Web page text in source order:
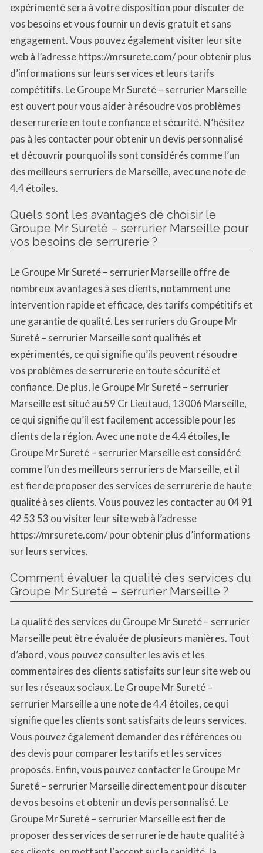
expérimenté sera à votre disposition pour discuter de
vos besoins et vous fournir un devis gratuit et sans
engagement. Vous pouvez également visiter leur site
web à l’adresse https://mrsurete.com/ pour obtenir plus
d’informations sur leurs services et leurs tarifs
compétitifs. Le Groupe Mr Sureté – serrurier Marseille
est ouvert pour vous aider à résoudre vos problèmes
de serrurerie en toute confiance et sécurité. N’hésitez
pas à les contacter pour obtenir un devis personnalisé
et découvrir pourquoi ils sont considérés comme l’un
des meilleurs serruriers de Marseille, avec une note de
4.4 étoiles.
Quels sont les avantages de choisir le
Groupe Mr Sureté – serrurier Marseille pour
vos besoins de serrurerie ?
Le Groupe Mr Sureté – serrurier Marseille offre de
nombreux avantages à ses clients, notamment une
intervention rapide et efficace, des tarifs compétitifs et
une garantie de qualité. Les serruriers du Groupe Mr
Sureté – serrurier Marseille sont qualifiés et
expérimentés, ce qui signifie qu’ils peuvent résoudre
vos problèmes de serrurerie en toute sécurité et
confiance. De plus, le Groupe Mr Sureté – serrurier
Marseille est situé au 59 Cr Lieutaud, 13006 Marseille,
ce qui signifie qu’il est facilement accessible pour les
clients de la région. Avec une note de 4.4 étoiles, le
Groupe Mr Sureté – serrurier Marseille est considéré
comme l’un des meilleurs serruriers de Marseille, et il
est fier de proposer des services de serrurerie de haute
qualité à ses clients. Vous pouvez les contacter au 04 91
42 53 53 ou visiter leur site web à l’adresse
https://mrsurete.com/ pour obtenir plus d’informations
sur leurs services.
Comment évaluer la qualité des services du
Groupe Mr Sureté – serrurier Marseille ?
La qualité des services du Groupe Mr Sureté – serrurier
Marseille peut être évaluée de plusieurs manières. Tout
d’abord, vous pouvez consulter les avis et les
commentaires des clients satisfaits sur leur site web ou
sur les réseaux sociaux. Le Groupe Mr Sureté –
serrurier Marseille a une note de 4.4 étoiles, ce qui
signifie que les clients sont satisfaits de leurs services.
Vous pouvez également demander des références ou
des devis pour comparer les tarifs et les services
proposés. Enfin, vous pouvez contacter le Groupe Mr
Sureté – serrurier Marseille directement pour discuter
de vos besoins et obtenir un devis personnalisé. Le
Groupe Mr Sureté – serrurier Marseille est fier de
proposer des services de serrurerie de haute qualité à